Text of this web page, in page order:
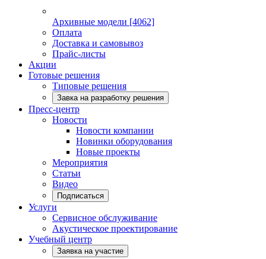
Архивные модели [4062]
Оплата
Доставка и самовывоз
Прайс-листы
Акции
Готовые решения
Типовые решения
Завка на разработку решения
Пресс-центр
Новости
Новости компании
Новинки оборудования
Новые проекты
Мероприятия
Статьи
Видео
Подписаться
Услуги
Сервисное обслуживание
Акустическое проектирование
Учебный центр
Заявка на участие